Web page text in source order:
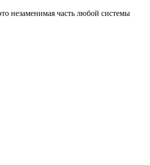
незаменимая часть любой системы